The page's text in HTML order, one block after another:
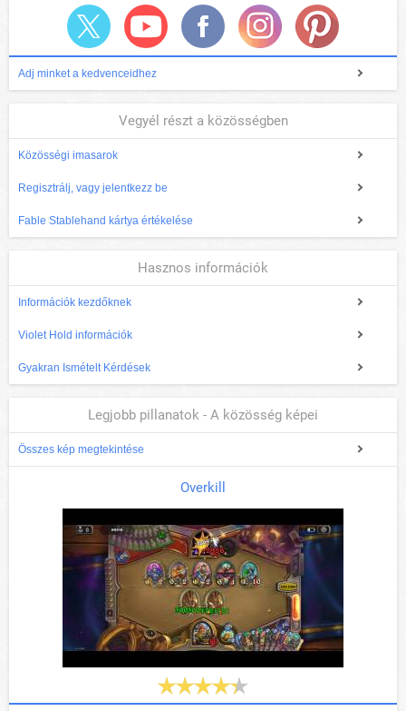
Adj minket a kedvenceidhez
Vegyél részt a közösségben
Közösségi imasarok
Regisztrálj, vagy jelentkezz be
Fable Stablehand kártya értékelése
Hasznos információk
Információk kezdőknek
Violet Hold információk
Gyakran Ismételt Kérdések
Legjobb pillanatok - A közösség képei
Összes kép megtekintése
Overkill